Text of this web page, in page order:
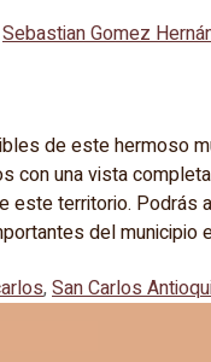
Sebastian Gomez
de este hermoso
con una vista
territorio. Podrás
del municipio
,San Carlos